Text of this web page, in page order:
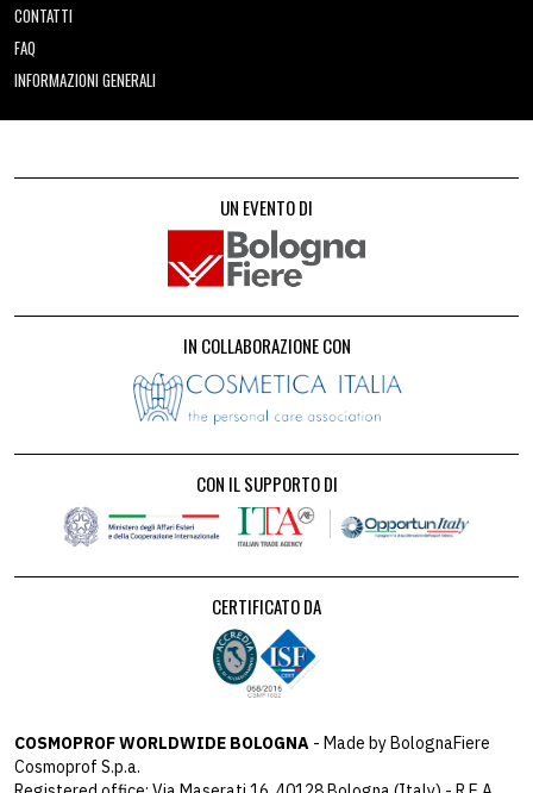
CONTATTI
FAQ
INFORMAZIONI GENERALI
UN EVENTO DI
IN COLLABORAZIONE CON
CON IL SUPPORTO DI
CERTIFICATO DA
COSMOPROF WORLDWIDE BOLOGNA - Made by BolognaFiere
Cosmoprof S.p.a.